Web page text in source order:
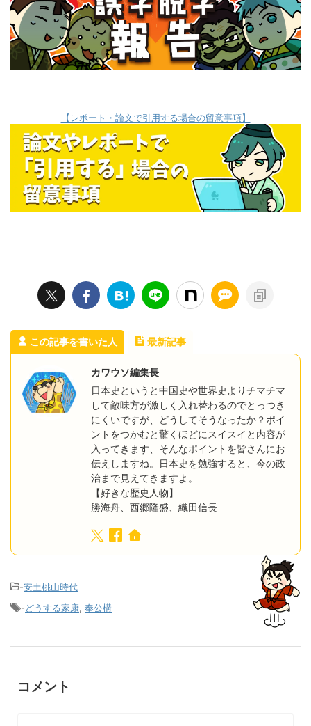
【レポート・論文で引用する場合の留意事項】
この記事を書いた人 最新記事
カワウソ編集長
日本史というと中国史や世界史よりチマチマ
して敵味方が激しく入れ替わるのでとっつき
にくいですが、どうしてそうなったか？ポイ
ントをつかむと驚くほどにスイスイと内容が
入ってきます、そんなポイントを皆さんにお
伝えしますね。日本史を勉強すると、今の政
治まで見えてきますよ。
【好きな歴史人物】
勝海舟、西郷隆盛、織田信長
-安土桃山時代
-どうする家康 奉公構
コメント